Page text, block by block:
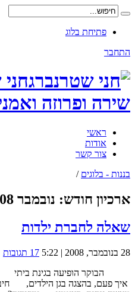
פתיחת בלוג
התחבר
שירה ופרוזה
ראשי
אודות
צור קשר
בננות - בלוגים /
ארכיון חודש: נובמבר 2008
שאלה לחברת ילדות
28 בנובמבר, 2008 | 5:22
17 תגובות
הבוקר הופיעה בגינת ביתי
איך פעם, בהצגה בגן הילדים,